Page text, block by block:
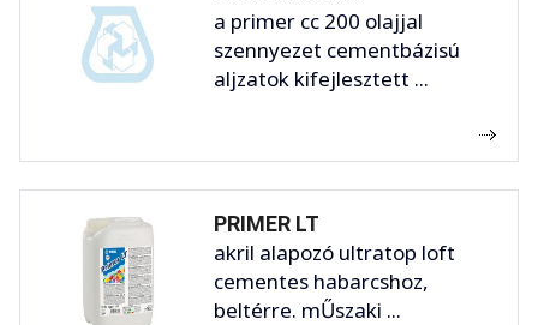
a primer cc 200 olajjal
szennyezet cementbázisú
aljzatok kifejlesztett ...
PRIMER LT
akril alapozó ultratop loft
cementes habarcshoz,
beltérre. mŰszaki ...